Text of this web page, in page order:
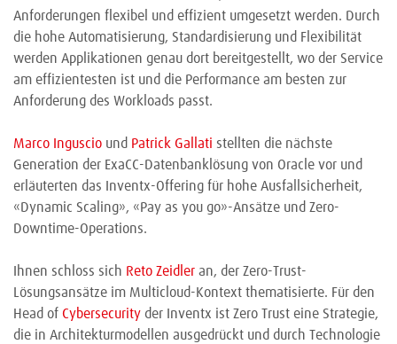
Anforderungen flexibel und effizient umgesetzt werden. Durch
die hohe Automatisierung, Standardisierung und Flexibilität
werden Applikationen genau dort bereitgestellt, wo der Service
am effizientesten ist und die Performance am besten zur
Anforderung des Workloads passt.
Marco Inguscio und Patrick Gallati stellten die nächste
Generation der ExaCC-Datenbanklösung von Oracle vor und
erläuterten das Inventx-Offering für hohe Ausfallsicherheit,
«Dynamic Scaling», «Pay as you go»-Ansätze und Zero-
Downtime-Operations.
Ihnen schloss sich Reto Zeidler an, der Zero-Trust-
Lösungsansätze im Multicloud-Kontext thematisierte. Für den
Head of Cybersecurity der Inventx ist Zero Trust eine Strategie,
die in Architekturmodellen ausgedrückt und durch Technologie